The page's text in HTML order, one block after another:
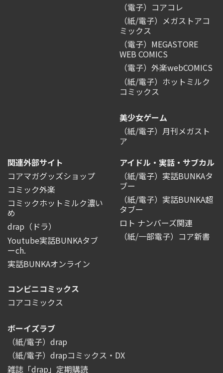
（電子）コアコレ
（紙/電子）メガストアコ
ミックス
（電子）MEGASTORE
WEB COMICS
（電子）外楽webCOMICS
（紙/電子）ホットミルク
コミックス
美少女ゲーム
（紙/電子）月刊メガスト
ア
関連外部サイト
コアマガグッズショップ
コミック外楽
コミックホットミルク濃い
め
drap（ドラ）
Youtube実話BUNKAタブ
ーch.
実話BUNKAオンライン
アイドル・実話・サブカル
（紙/電子）実話BUNKAタ
ブー
（紙/電子）実話BUNKA超
タブー
ロト ナンバーズ関連
（紙/一部電子）コア新書
コンビニコミックス
コアコミックス
ボーイズラブ
（紙/電子）drap
（紙/電子）drapコミックス・DX
雑誌「drap」定期購読